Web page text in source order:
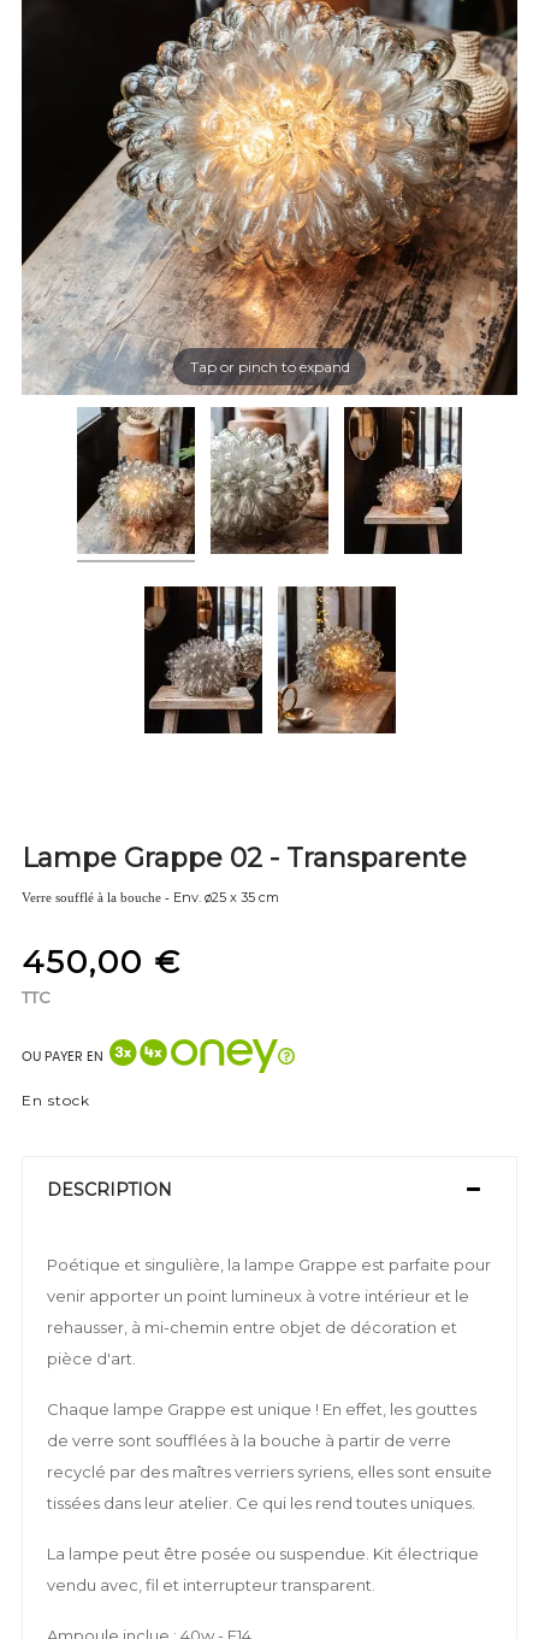
Tap or pinch to expand
Lampe Grappe 02 - Transparente
Verre soufflé à la bouche - Env. ø25 x 35 cm
450,00 €
TTC
OU PAYER EN
En stock
DESCRIPTION
Poétique et singulière, la lampe Grappe est parfaite pour
venir apporter un point lumineux à votre intérieur et le
rehausser, à mi-chemin entre objet de décoration et
pièce d'art.
Chaque lampe Grappe est unique ! En effet, les gouttes
de verre sont soufflées à la bouche à partir de verre
recyclé par des maîtres verriers syriens, elles sont ensuite
tissées dans leur atelier. Ce qui les rend toutes uniques.
La lampe peut être posée ou suspendue. Kit électrique
vendu avec, fil et interrupteur transparent.